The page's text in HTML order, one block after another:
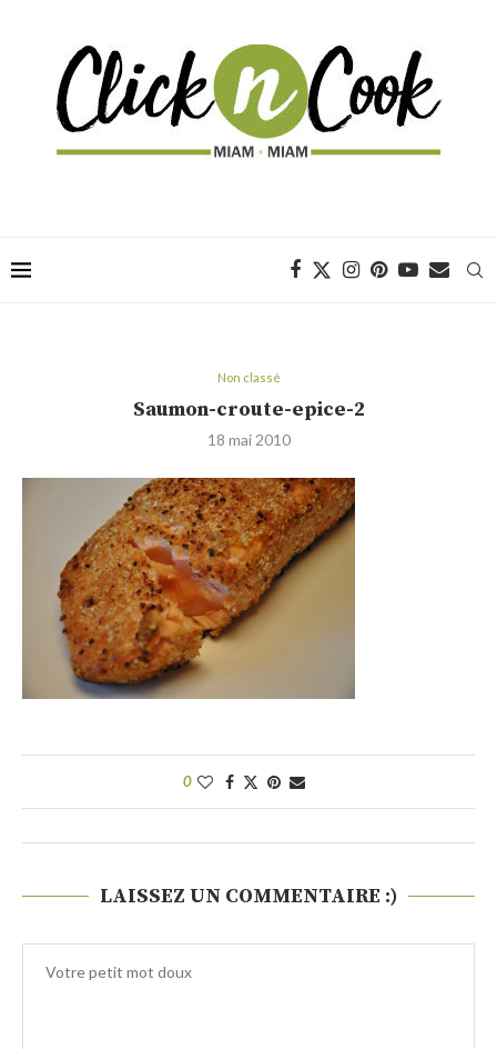
Non classé
Saumon-croute-epice-2
18 mai 2010
0
LAISSEZ UN COMMENTAIRE :)